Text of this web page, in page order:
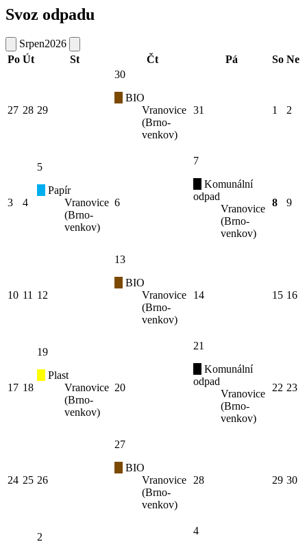
Svoz odpadu
Srpen2026
Po Út St Čt Pá So Ne
27 28 29
30
BIO
Vranovice
(Brno-
venkov)
31 1 2
3 4
5
Papír
Vranovice
(Brno-
venkov)
6
7
Komunální
odpad
Vranovice
(Brno-
venkov)
8 9
10 11 12
13
BIO
Vranovice
(Brno-
venkov)
14 15 16
17 18
19
Plast
Vranovice
(Brno-
venkov)
20
21
Komunální
odpad
Vranovice
(Brno-
venkov)
22 23
24 25 26
27
BIO
Vranovice
(Brno-
venkov)
28 29 30
2
4